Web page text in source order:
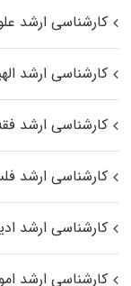
کارشناسی ارشد
کارشناسی ارشد
کارشناسی ارشد
کارشناسی ارشد
کارشناسی ارشد
کارشناسی ارشد